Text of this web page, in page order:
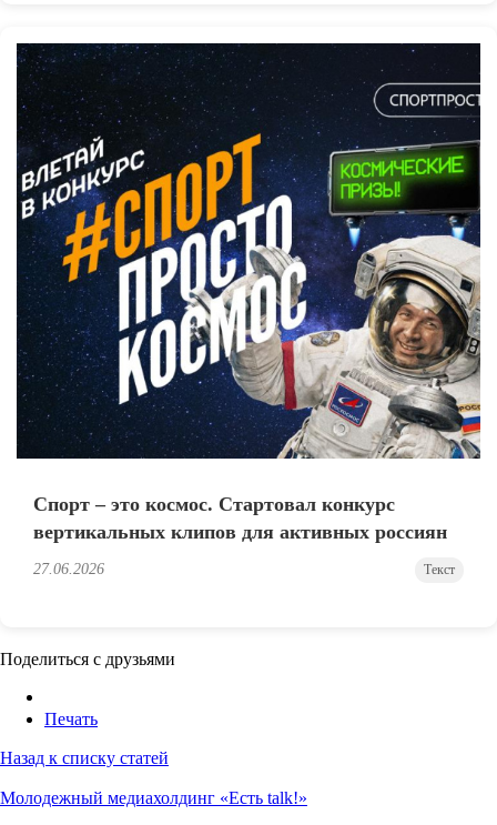
Спорт – это космос. Стартовал конкурс
вертикальных клипов для активных россиян
27.06.2026 Текст
Поделиться с друзьями
Печать
Назад к списку статей
Молодежный медиахолдинг «Есть talk!»